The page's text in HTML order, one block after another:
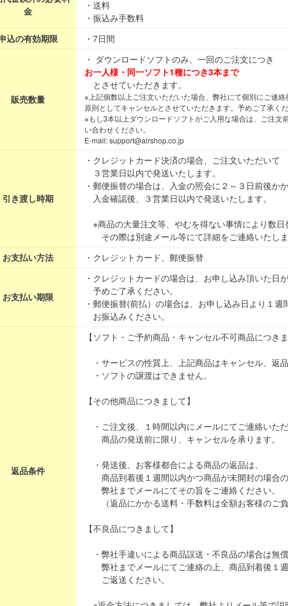
金
・送料
・振込み手数料
込の有効期限
・7日間
販売数量
・ ダウンロードソフトのみ、一回のご注文につき
お一人様・同一ソフト1種につき3本まで
とさせていただきます。
※上記個数以上ご注文いただいた場合、弊社にて個別にご連絡
原則としてキャンセルとさせていただきます。予めご了承くだ
※もし3本以上ダウンロードソフトがご入用な場合は、ご注文
い合わせください。
E-mail: support@airshop.co.jp
引き渡し時期
・クレジットカード決済の場合、ご注文いただいて
３営業日以内で発送いたします。
・郵便振替の場合は、入金の照会に２～３日前後かか
入金確認後、３営業日以内で発送いたします。
※商品の大量注文等、やむを得ない事情により数日
その際は別途メール等にて詳細をご連絡いたしま
お支払い方法
・クレジットカード、郵便振替
お支払い期限
・クレジットカードの場合は、お申し込み頂いた日
予めご了承ください。
・郵便振替(前払）の場合は、お申し込み日より１週
お振込みください。
返品条件
【ソフト・ご予約商品・キャンセル不可商品につきま
・サービスの性質上、上記商品はキャンセル、返
・ソフトの譲渡はできません。
【その他商品につきまして】
・ご注文後、１時間以内にメールにてご連絡いた
商品の発送前に限り、キャンセルを承ります。
・発送後、お客様都合による商品の返品は、
商品到着後１週間以内かつ商品が未開封の場合の
弊社までメールにてその旨をご連絡ください。
（返品にかかる送料・手数料は全額お客様のご負
【不良品につきまして】
・弊社手違いによる商品誤送・不良品の場合は無
弊社までメールにてご連絡の上、商品到着後１
ご返送ください。